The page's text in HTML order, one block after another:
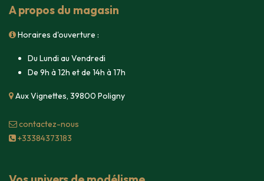
A propos du magasin
Horaires d'ouverture :
Du Lundi au Vendredi
De 9h à 12h et de 14h à 17h
Aux Vignettes, 39800 Poligny
contacte​z-nous
+33384373183